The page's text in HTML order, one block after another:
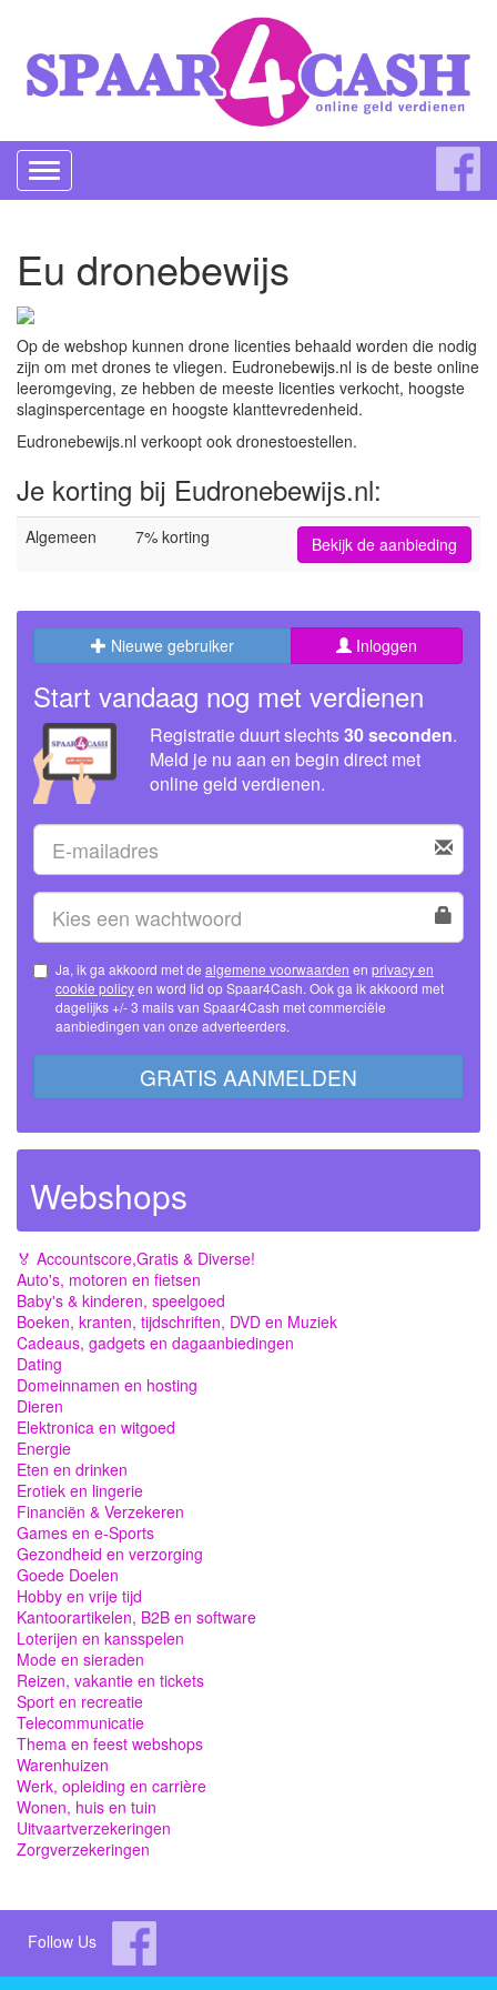
Toggle
navigation
Eu dronebewijs
Op de webshop kunnen drone licenties behaald worden die nodig
zijn om met drones te vliegen. Eudronebewijs.nl is de beste online
leeromgeving, ze hebben de meeste licenties verkocht, hoogste
slaginspercentage en hoogste klanttevredenheid.
Eudronebewijs.nl verkoopt ook dronestoestellen.
Je korting bij Eudronebewijs.nl:
Algemeen 7% korting Bekijk de aanbieding
Nieuwe gebruiker Inloggen
Start vandaag nog met verdienen
Registratie duurt slechts30 seconden.
Meld je nu aan en begin direct met
online geld verdienen.
Ja, ik ga akkoord met de algemene voorwaarden en privacy en
cookie policy
dagelijks +/- 3 mails van Spaar4Cash met commerciële
aanbiedingen van onze adverteerders.
GRATIS AANMELDEN
Webshops
🏅 Accountscore,Gratis & Diverse!
Auto's, motoren en fietsen
Baby's & kinderen, speelgoed
Boeken, kranten, tijdschriften, DVD en Muziek
Cadeaus, gadgets en dagaanbiedingen
Dating
Domeinnamen en hosting
Dieren
Elektronica en witgoed
Energie
Eten en drinken
Erotiek en lingerie
Financiën & Verzekeren
Games en e-Sports
Gezondheid en verzorging
Goede Doelen
Hobby en vrije tijd
Kantoorartikelen, B2B en software
Loterijen en kansspelen
Mode en sieraden
Reizen, vakantie en tickets
Sport en recreatie
Telecommunicatie
Thema en feest webshops
Warenhuizen
Werk, opleiding en carrière
Wonen, huis en tuin
Uitvaartverzekeringen
Zorgverzekeringen
Follow Us